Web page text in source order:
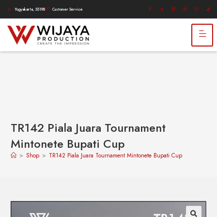
Yogyakarta, 55198 Customer Service
TR142 Piala Juara Tournament
Mintonete Bupati Cup
> Shop > TR142 Piala Juara Tournament Mintonete Bupati Cup